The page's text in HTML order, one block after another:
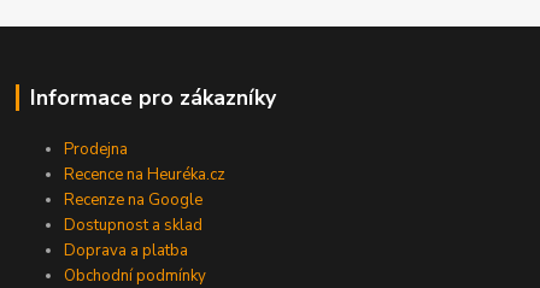
Informace pro zákazníky
Prodejna
Recence na Heuréka.cz
Recenze na Google
Dostupnost a sklad
Doprava a platba
Obchodní podmínky